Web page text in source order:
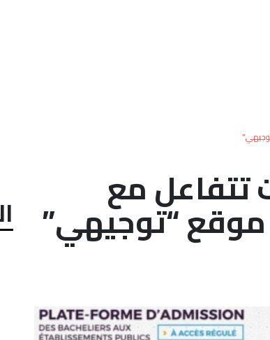
تتفاعل مع
“توجيهي”